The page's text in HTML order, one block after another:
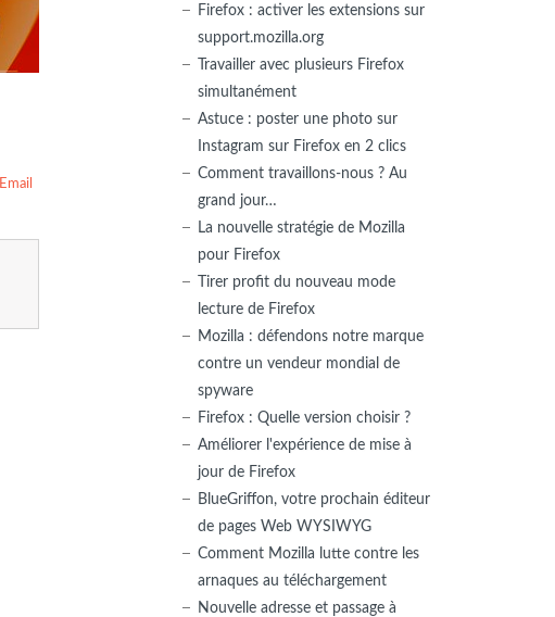
Email
Firefox : activer les extensions sur
support.mozilla.org
Travailler avec plusieurs Firefox
simultanément
Astuce : poster une photo sur
Instagram sur Firefox en 2 clics
Comment travaillons-nous ? Au
grand jour…
La nouvelle stratégie de Mozilla
pour Firefox
Tirer profit du nouveau mode
lecture de Firefox
Mozilla : défendons notre marque
contre un vendeur mondial de
spyware
Firefox : Quelle version choisir ?
Améliorer l'expérience de mise à
jour de Firefox
BlueGriffon, votre prochain éditeur
de pages Web WYSIWYG
Comment Mozilla lutte contre les
arnaques au téléchargement
Nouvelle adresse et passage à